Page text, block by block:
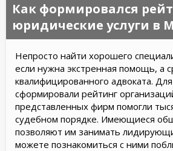
Как формировался
юридические услуги в
Непросто найти хорошего
если нужна экстренная помощь, а
квалифицированного адвоката.
сформировали рейтинг
представленных фирм помогли
судебном порядке. Имеющиеся
позволяют им занимать
можете познакомиться с ними